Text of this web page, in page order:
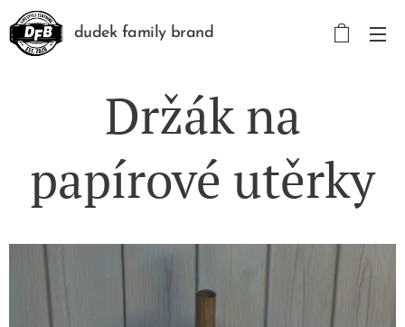
dudek family brand
Držák na
papírové utěrky